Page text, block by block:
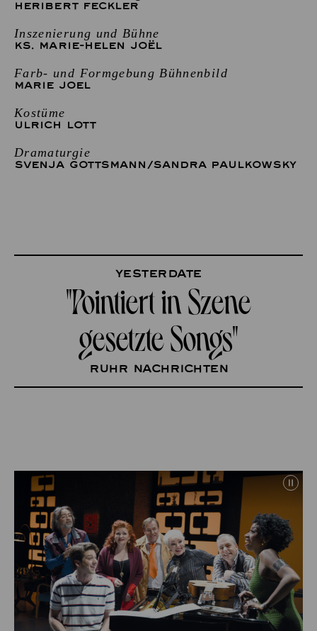
HERIBERT FECKLER
Inszenierung und Bühne
KS. MARIE-HELEN JOËL
Farb- und Formgebung Bühnenbild
MARIE JOEL
Kostüme
ULRICH LOTT
Dramaturgie
SVENJA GOTTSMANN /SANDRA PAULKOWSKY
Yesterdate
"Pointiert in Szene
gesetzte Songs"
Ruhr Nachrichten